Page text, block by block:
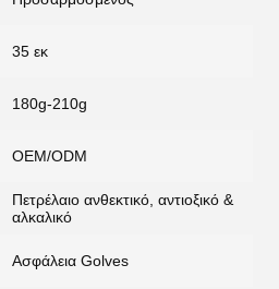
35 εκ
180g-210g
OEM/ODM
Πετρέλαιο ανθεκτικό, αντιοξικό &
αλκαλικό
Ασφάλεια Golves